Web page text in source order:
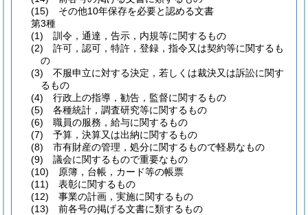
(15) その他10年保存を必要と認める文書
第3種
(1) 訓令，通達，告示，内規等に関するもの
(2) 許可，認可，特許，登録，指令又は契約等に関するも
の
(3) 不服申立に対する決定，若しくは裁決又は訴訟に関す
るもの
(4) 行政上の指導，勧告，監督に関するもの
(5) 各種統計，調査研究等に関するもの
(6) 職員の服務，給与に関するもの
(7) 予算，決算又は出納に関するもの
(8) 市有財産の管理，処分に関するもので軽易なもの
(9) 議会に関するもので重要なもの
(10) 原簿，台帳，カード等の帳票
(11) 表彰に関するもの
(12) 事業の計画，実施に関するもの
(13) 前各号の掲げる文書に類するもの